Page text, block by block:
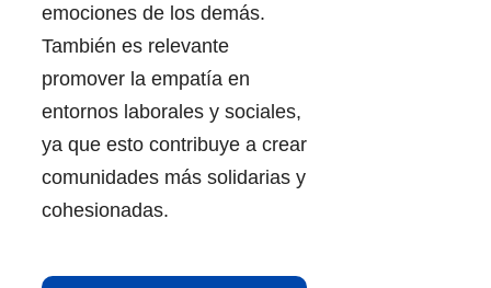
emociones de los demás.
También es relevante
promover la empatía en
entornos laborales y sociales,
ya que esto contribuye a crear
comunidades más solidarias y
cohesionadas.